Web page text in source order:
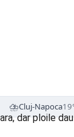
⛈️Cluj-Napoca
dar ploile